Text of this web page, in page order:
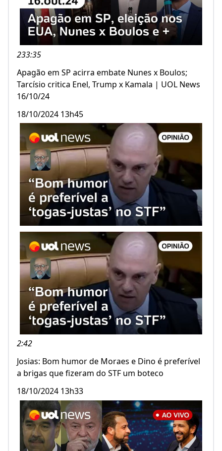
233:35
Apagão em SP acirra embate Nunes x Boulos;
Tarcísio critica Enel, Trump x Kamala | UOL News
16/10/24
18/10/2024 13h45
2:42
Josias: Bom humor de Moraes e Dino é preferível
a brigas que fizeram do STF um boteco
18/10/2024 13h33